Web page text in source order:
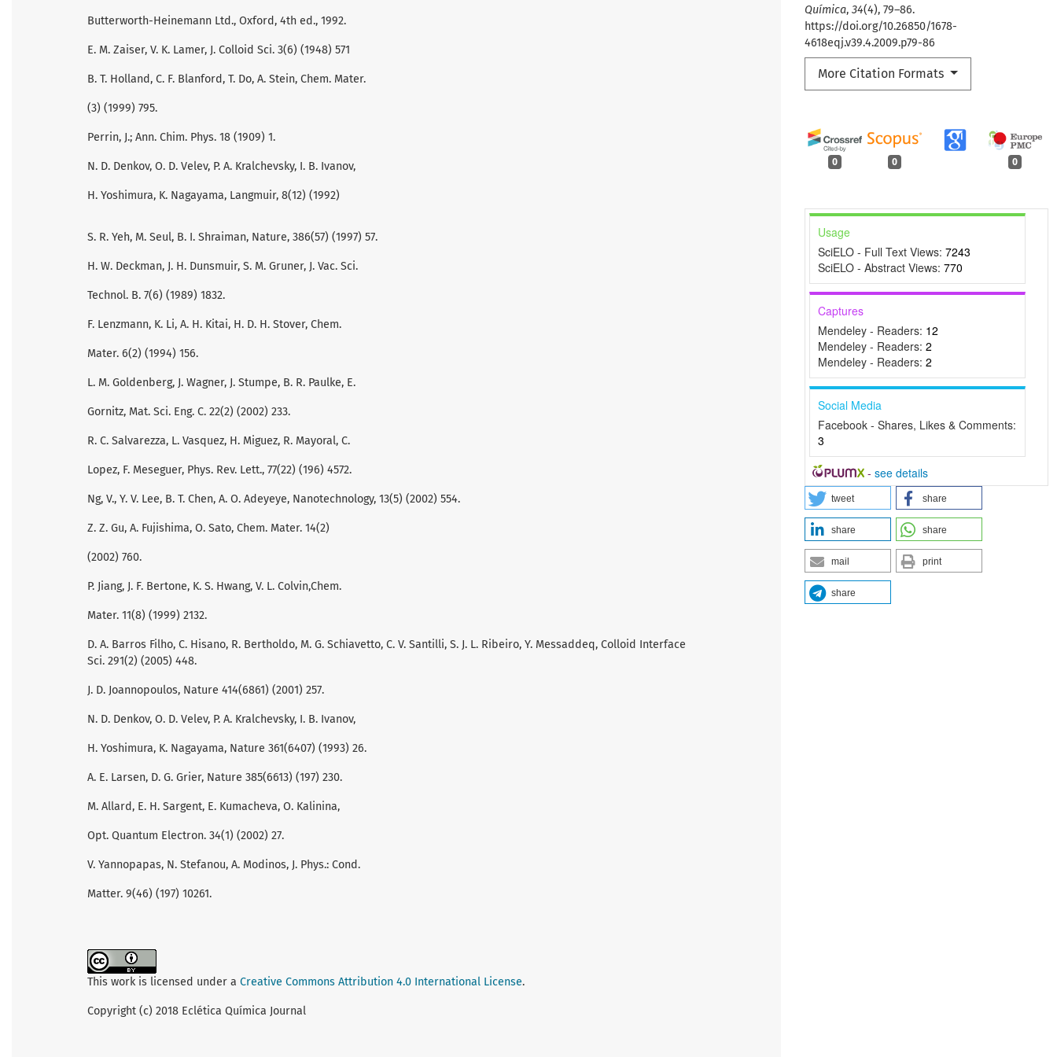
Química, 34(4), 79–86.
https://doi.org/10.26850/1678-
4618eqj.v39.4.2009.p79-86
More Citation Formats
0 0 0
Usage
SciELO - Full Text Views: 7243
SciELO - Abstract Views: 770
Captures
Mendeley - Readers: 12
Mendeley - Readers: 2
Mendeley - Readers: 2
Social Media
Facebook - Shares, Likes & Comments:
3
- see details
tweet share
share share
mail print
share
Butterworth-Heinemann Ltd., Oxford, 4th ed., 1992.
E. M. Zaiser, V. K. Lamer, J. Colloid Sci. 3(6) (1948) 571
B. T. Holland, C. F. Blanford, T. Do, A. Stein, Chem. Mater.
(3) (1999) 795.
Perrin, J.; Ann. Chim. Phys. 18 (1909) 1.
N. D. Denkov, O. D. Velev, P. A. Kralchevsky, I. B. Ivanov,
H. Yoshimura, K. Nagayama, Langmuir, 8(12) (1992)
S. R. Yeh, M. Seul, B. I. Shraiman, Nature, 386(57) (1997) 57.
H. W. Deckman, J. H. Dunsmuir, S. M. Gruner, J. Vac. Sci.
Technol. B. 7(6) (1989) 1832.
F. Lenzmann, K. Li, A. H. Kitai, H. D. H. Stover, Chem.
Mater. 6(2) (1994) 156.
L. M. Goldenberg, J. Wagner, J. Stumpe, B. R. Paulke, E.
Gornitz, Mat. Sci. Eng. C. 22(2) (2002) 233.
R. C. Salvarezza, L. Vasquez, H. Miguez, R. Mayoral, C.
Lopez, F. Meseguer, Phys. Rev. Lett., 77(22) (196) 4572.
Ng, V., Y. V. Lee, B. T. Chen, A. O. Adeyeye, Nanotechnology, 13(5) (2002) 554.
Z. Z. Gu, A. Fujishima, O. Sato, Chem. Mater. 14(2)
(2002) 760.
P. Jiang, J. F. Bertone, K. S. Hwang, V. L. Colvin,Chem.
Mater. 11(8) (1999) 2132.
D. A. Barros Filho, C. Hisano, R. Bertholdo, M. G. Schiavetto, C. V. Santilli, S. J. L. Ribeiro, Y. Messaddeq, Colloid Interface
Sci. 291(2) (2005) 448.
J. D. Joannopoulos, Nature 414(6861) (2001) 257.
N. D. Denkov, O. D. Velev, P. A. Kralchevsky, I. B. Ivanov,
H. Yoshimura, K. Nagayama, Nature 361(6407) (1993) 26.
A. E. Larsen, D. G. Grier, Nature 385(6613) (197) 230.
M. Allard, E. H. Sargent, E. Kumacheva, O. Kalinina,
Opt. Quantum Electron. 34(1) (2002) 27.
V. Yannopapas, N. Stefanou, A. Modinos, J. Phys.: Cond.
Matter. 9(46) (197) 10261.
This work is licensed under a Creative Commons Attribution 4.0 International License.
Copyright (c) 2018 Eclética Química Journal